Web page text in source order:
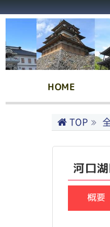
HOME
TOP
河口
概要